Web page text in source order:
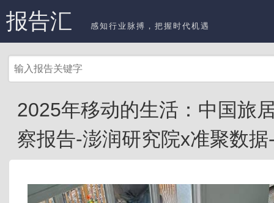
报告汇 感知行业脉搏，把握时代机遇
2025年移动的生活：中国旅
察报告-澎润研究院x准聚数